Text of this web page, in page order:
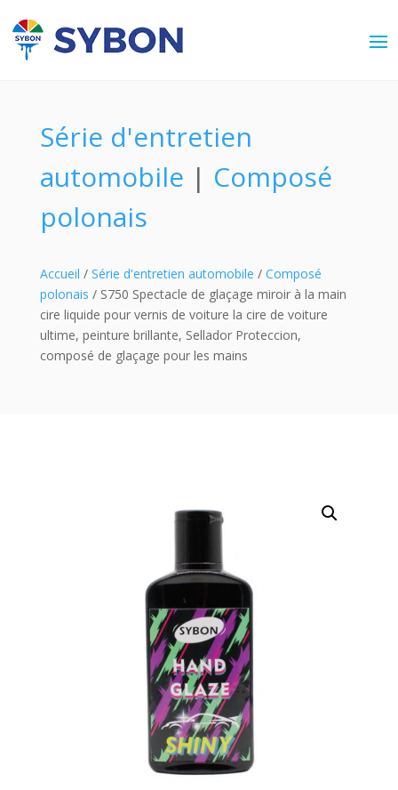
Série d'entretien
automobile | Composé
polonais
Accueil / Série d'entretien automobile / Composé
polonais / S750 Spectacle de glaçage miroir à la main
cire liquide pour vernis de voiture la cire de voiture
ultime, peinture brillante, Sellador Proteccion,
composé de glaçage pour les mains